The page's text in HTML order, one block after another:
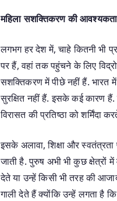
महिला सशक्तिकरण की आवश्यकता
लगभग हर देश में, चाहे कितनी भी
पर हैं, वहां तक पहुंचने के लिए
सशक्तिकरण में पीछे नहीं हैं. भारत
सुरक्षित नहीं हैं. इसके कई कारण
विरासत की प्रतिष्ठा को शर्मिंदा
इसके अलावा, शिक्षा और स्वतंत्रता
जाती है. पुरुष अभी भी कुछ क्षेत्रों
देते या उन्हें किसी भी तरह की
गाली देते हैं क्योंकि उन्हें लगता है